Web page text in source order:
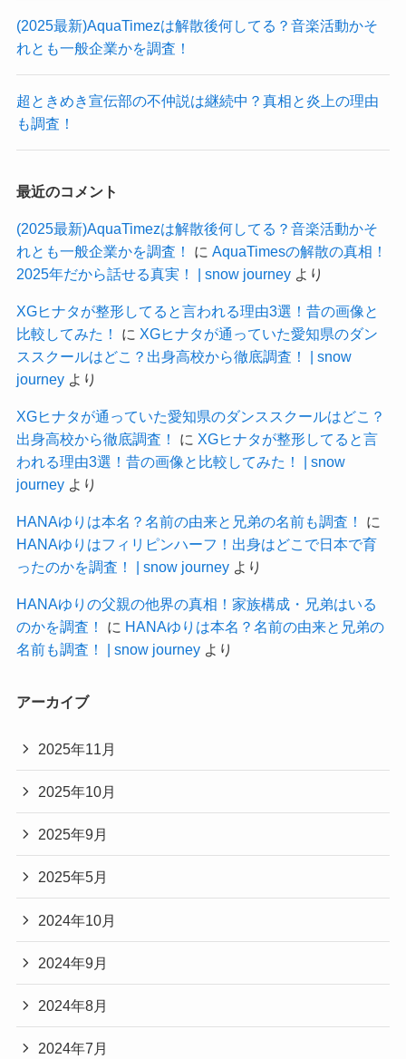
(2025最新)AquaTimezは解散後何してる？音楽活動かそ
れとも一般企業かを調査！
超ときめき宣伝部の不仲説は継続中？真相と炎上の理由
も調査！
最近のコメント
(2025最新)AquaTimezは解散後何してる？音楽活動かそ
れとも一般企業かを調査！
に AquaTimesの解散の真相！
2025年だから話せる真実！ | snow journeyより
XGヒナタが整形してると言われる理由3選！昔の画像と
比較してみた！
に XGヒナタが通っていた愛知県のダン
ススクールはどこ？出身高校から徹底調査！ | snow
journeyより
XGヒナタが通っていた愛知県のダンススクールはどこ？
出身高校から徹底調査！
に XGヒナタが整形してると言
われる理由3選！昔の画像と比較してみた！ | snow
journeyより
HANAゆりは本名？名前の由来と兄弟の名前も調査！
に
HANAゆりはフィリピンハーフ！出身はどこで日本で育
ったのかを調査！ | snow journeyより
HANAゆりの父親の他界の真相！家族構成・兄弟はいる
のかを調査！
に HANAゆりは本名？名前の由来と兄弟の
名前も調査！ | snow journeyより
アーカイブ
2025年11月
2025年10月
2025年9月
2025年5月
2024年10月
2024年9月
2024年8月
2024年7月